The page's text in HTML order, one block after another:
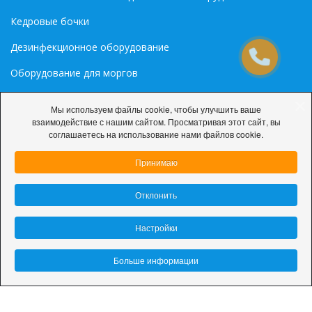
Мы используем файлы cookie, чтобы улучшить ваше
взаимодействие с нашим сайтом. Просматривая этот сайт, вы
соглашаетесь на использование нами файлов cookie.
Принимаю
Отклонить
Настройки
Больше информации
Кедровые бочки
Дезинфекционное оборудование
Оборудование для моргов
Палитра цветов RAL
© 2026 ООО «ДарниЛюкС»
Политика конфиденциальности
Разработка сайта:site-support.by